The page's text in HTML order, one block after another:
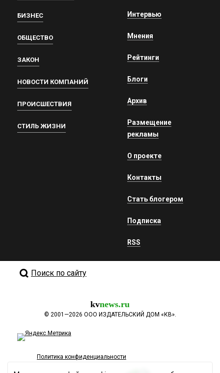
БИЗНЕС
ОБЩЕСТВО
ЗАКОН
НОВОСТИ КОМПАНИЙ
ПРОИСШЕСТВИЯ
СТИЛЬ ЖИЗНИ
Интервью
Мнения
Рейтинги
Блоги
Архив
Размещение
рекламы
О проекте
Контакты
Стать блогером
Подписка
RSS
Поиск по сайту
kvnews.ru
© 2001—2026 ООО ИЗДАТЕЛЬСКИЙ ДОМ «КВ».
Политика конфиденциальности